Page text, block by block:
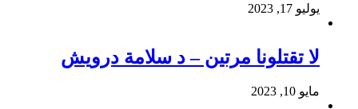
يوليو 17, 2023
لا تقتلونا مرتين – د سلامة درويش
مايو 10, 2023